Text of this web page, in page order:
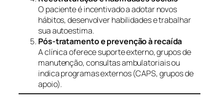
O paciente é incentivado a adotar novos
hábitos, desenvolver habilidades e trabalhar
sua autoestima.
Pós-tratamento e prevenção à recaída
A clínica oferece suporte externo, grupos de
manutenção, consultas ambulatoriais ou
indica programas externos (CAPS, grupos de
apoio).